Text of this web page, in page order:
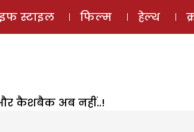
ई-मैगज़ीन
स्टाइल फिल्म हेल्थ
कैशबैक अब नहीं..!